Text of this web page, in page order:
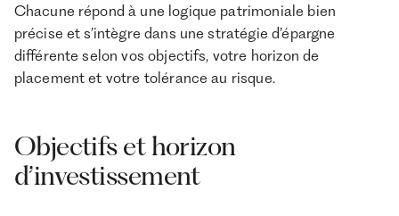
Chacune répond à une logique patrimoniale bien
précise et s’intègre dans une stratégie d’épargne
différente selon vos objectifs, votre horizon de
placement et votre tolérance au risque.
Objectifs et horizon
d’investissement